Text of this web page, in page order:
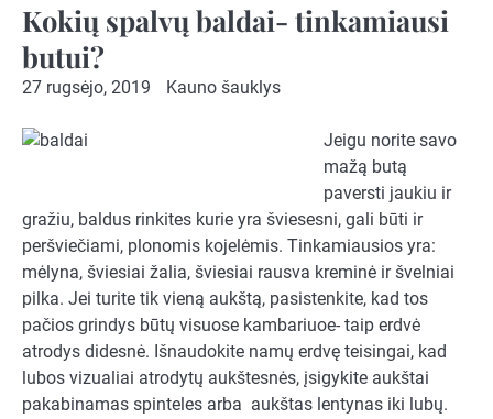
Kokių spalvų baldai- tinkamiausi
butui?
27 rugsėjo, 2019 Kauno šauklys
Jeigu norite savo
mažą butą
paversti jaukiu ir
gražiu, baldus rinkites kurie yra šviesesni, gali būti ir
peršviečiami, plonomis kojelėmis. Tinkamiausios yra:
mėlyna, šviesiai žalia, šviesiai rausva kreminė ir švelniai
pilka. Jei turite tik vieną aukštą, pasistenkite, kad tos
pačios grindys būtų visuose kambariuoe- taip erdvė
atrodys didesnė. Išnaudokite namų erdvę teisingai, kad
lubos vizualiai atrodytų aukštesnės, įsigykite aukštai
pakabinamas spinteles arba aukštas lentynas iki lubų.